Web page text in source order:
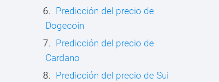
Predicción del precio de
Dogecoin
Predicción del precio de
Cardano
Predicción del precio de Sui